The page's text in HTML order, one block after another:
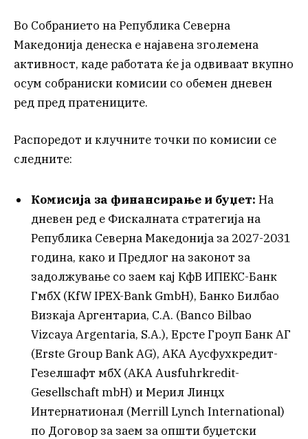
Во Собранието на Република Северна
Македонија денеска е најавена зголемена
активност, каде работата ќе ја одвиваат вкупно
осум собраниски комисии со обемен дневен
ред пред пратениците.
Распоредот и клучните точки по комисии се
следните:
Комисија за финансирање и буџет: На
дневен ред е Фискалната стратегија на
Република Северна Македонија за 2027-2031
година, како и Предлог на законот за
задолжување со заем кај КфВ ИПЕКС-Банк
ГмбХ (KfW IPEX-Bank GmbH), Банко Билбао
Визкаја Аргентариа, С.А. (Banco Bilbao
Vizcaya Argentaria, S.A.), Ерсте Гроуп Банк АГ
(Erste Group Bank AG), АКА Аусфухкредит-
Гезелшафт мбХ (AKA Ausfuhrkredit-
Gesellschaft mbH) и Мерил Линцх
Интернатионал (Merrill Lynch International)
по Договор за заем за општи буџетски